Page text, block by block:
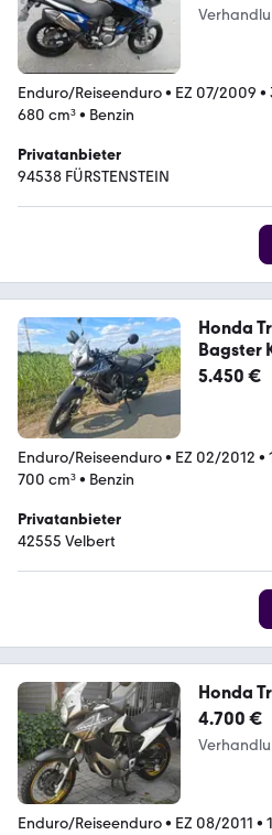
Enduro/Reiseenduro• EZ 07/2009 •
680 cm³• Benzin
Privatanbieter
94538 FÜRSTENSTEIN
Honda
5.450 €
Enduro/Reiseenduro• EZ 02/2012 •
700 cm³• Benzin
Privatanbieter
42555 Velbert
Honda
4.700 €
Enduro/Reiseenduro• EZ 08/2011 •